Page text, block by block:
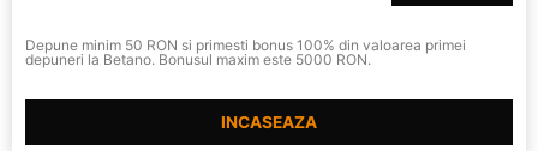
Depune minim 50 RON si primesti bonus 100% din valoarea primei
depuneri la Betano. Bonusul maxim este 5000 RON.
INCASEAZA